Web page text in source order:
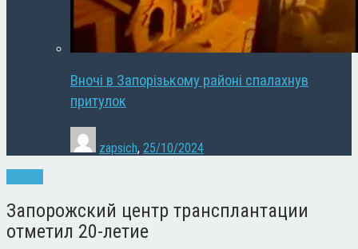
Вночі в Запорізькому районі спалахнув
притулок
zapsich, 25/10/2024
Запорожский центр трансплантации
отметил 20-летие